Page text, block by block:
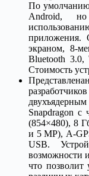
По умолчанию
Android,
приложения.
экраном, 8-
Bluetooth
Стоимость
Snapdragon c
(854×480), 8
и 5 MP), A-
USB.
возможности
что позволит